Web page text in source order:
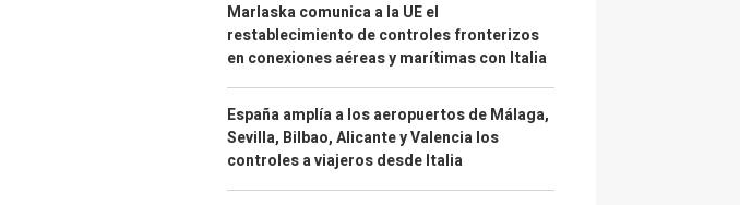
Marlaska comunica a la UE el
restablecimiento de controles fronterizos
en conexiones aéreas y marítimas con Italia
España amplía a los aeropuertos de Málaga,
Sevilla, Bilbao, Alicante y Valencia los
controles a viajeros desde Italia